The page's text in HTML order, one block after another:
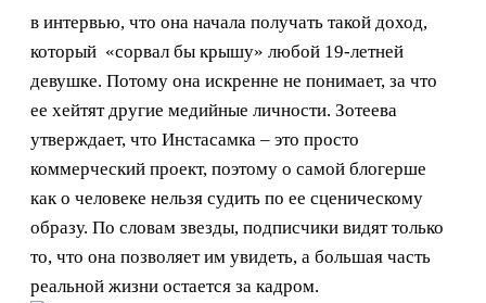
в интервью, что она начала получать такой доход,
который «сорвал бы крышу» любой 19-летней
девушке. Потому она искренне не понимает, за что
ее хейтят другие медийные личности. Зотеева
утверждает, что Инстасамка – это просто
коммерческий проект, поэтому о самой блогерше
как о человеке нельзя судить по ее сценическому
образу. По словам звезды, подписчики видят только
то, что она позволяет им увидеть, а большая часть
реальной жизни остается за кадром.